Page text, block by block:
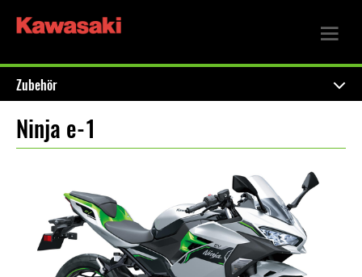
Zubehör
Ninja e-1